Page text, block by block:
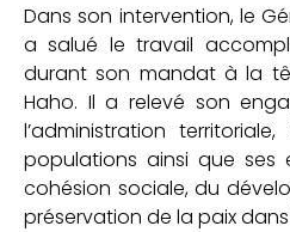
Dans son intervention, le
a salué le travail
durant son mandat à la
Haho. Il a relevé son
l’administration
populations ainsi que
cohésion sociale, du
préservation de la paix